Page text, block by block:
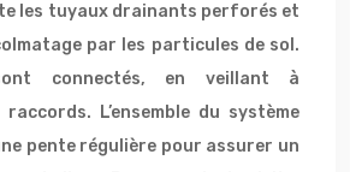
les tuyaux drainants perforés et
par les particules de sol.
connectés, en veillant à
raccords. L’ensemble du système
pente régulière pour assurer un